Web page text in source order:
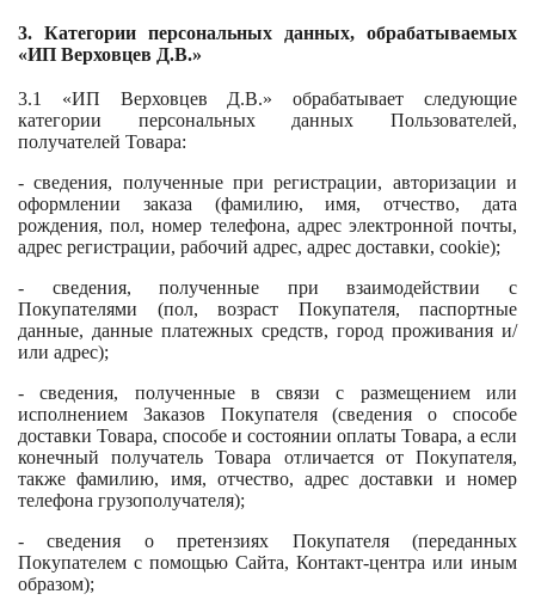
3. Категории персональных данных, обрабатываемых
«ИП Верховцев Д.В.»
3.1 «ИП Верховцев Д.В.» обрабатывает следующие
категории персональных данных Пользователей,
получателей Товара:
- сведения, полученные при регистрации, авторизации и
оформлении заказа (фамилию, имя, отчество, дата
рождения, пол, номер телефона, адрес электронной почты,
адрес регистрации, рабочий адрес, адрес доставки, cookie);
- сведения, полученные при взаимодействии с
Покупателями (пол, возраст Покупателя, паспортные
данные, данные платежных средств, город проживания и/
или адрес);
- сведения, полученные в связи с размещением или
исполнением Заказов Покупателя (сведения о способе
доставки Товара, способе и состоянии оплаты Товара, а если
конечный получатель Товара отличается от Покупателя,
также фамилию, имя, отчество, адрес доставки и номер
телефона грузополучателя);
- сведения о претензиях Покупателя (переданных
Покупателем с помощью Сайта, Контакт-центра или иным
образом);